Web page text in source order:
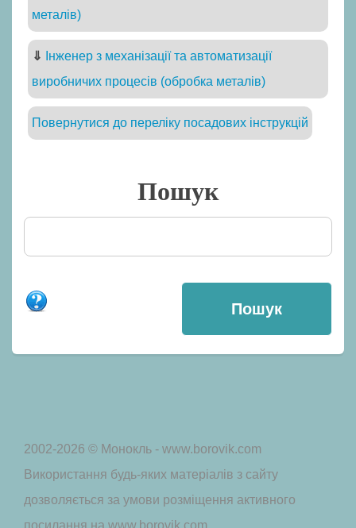
металів)
⇓
Інженер з механізації та автоматизації
виробничих процесів (обробка металів)
Повернутися до переліку посадових інструкцій
Пошук
2002-2026 © Монокль - www.borovik.com
Використання будь-яких матеріалів з сайту
дозволяється за умови розміщення активного